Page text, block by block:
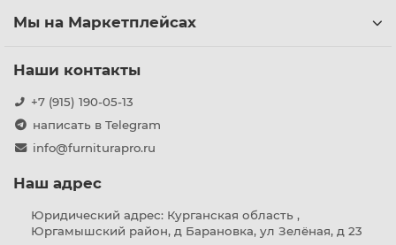
Мы на Маркетплейсах
Наши контакты
+7 (915) 190-05-13
написать в Telegram
info@furniturapro.ru
Наш адрес
Юридический адрес: Курганская область ,
Юргамышский район, д Барановка, ул Зелёная, д 23